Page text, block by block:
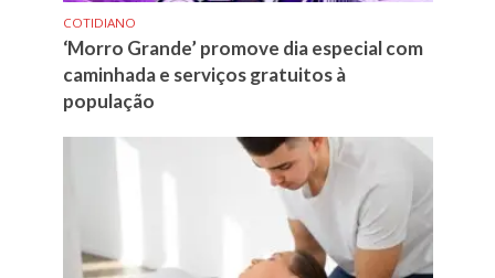
COTIDIANO
‘Morro Grande’ promove dia especial com
caminhada e serviços gratuitos à
população